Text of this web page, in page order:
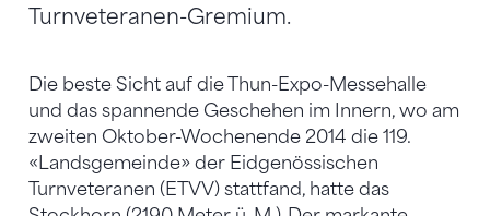
Turnveteranen-Gremium.
Die beste Sicht auf die Thun-Expo-Messehalle
und das spannende Geschehen im Innern, wo am
zweiten Oktober-Wochenende 2014 die 119.
«Landsgemeinde» der Eidgenössischen
Turnveteranen (ETVV) stattfand, hatte das